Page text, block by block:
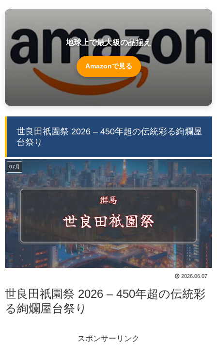
地球上で最大級の品揃え
Amazonで見る
世良田祇園祭 2026 – 450年超の伝統彩る絢爛屋
台祭り
07月
2026.06.07
世良田祇園祭 2026 – 450年超の伝統彩
る絢爛屋台祭り
スポンサーリンク